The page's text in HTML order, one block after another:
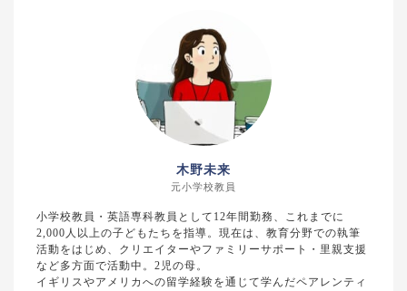
木野未来
元小学校教員
小学校教員・英語専科教員として12年間勤務、これまでに
2,000人以上の子どもたちを指導。現在は、教育分野での執筆
活動をはじめ、クリエイターやファミリーサポート・里親支援
など多方面で活動中。2児の母。
イギリスやアメリカへの留学経験を通じて学んだペアレンティ